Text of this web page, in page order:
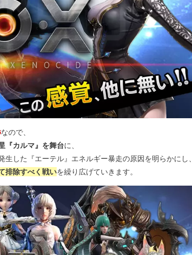
なので、
『カルマ』を舞台に、
した『エーテル』エネルギー暴走の原因を明らかにし、
排除すべく戦いを繰り広げていきます。